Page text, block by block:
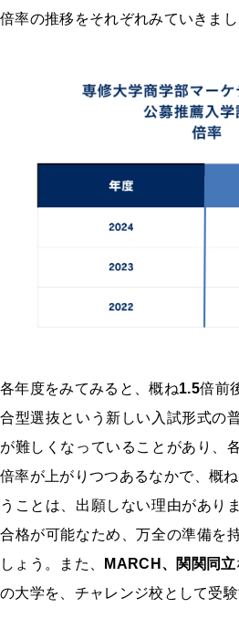
倍率の推移をそれぞれみていきまし
各年度をみてみると、概ね1.5倍前
合型選抜という新しい入試形式の
が難しくなっていることがあり、
倍率が上がりつつあるなかで、概ね
うことは、出願しない理由があり
合格が可能なため、万全の準備を
しょう。また、
MARCH、関関同立
の大学を、チャレンジ校として受